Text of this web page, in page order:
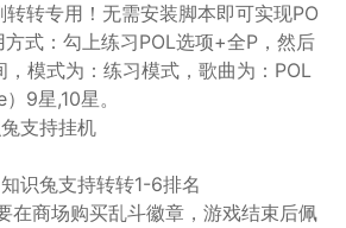
转转专用！无需安装脚本即可实现PO
式：勾上练习POL选项+全P，然后
，模式为：练习模式，歌曲为：POL
9星,10星。
支持挂机
识兔支持转转1-6排名
在商场购买乱斗徽章，游戏结束后佩